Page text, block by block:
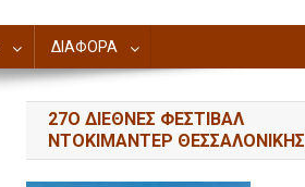
ΔΙΑΦΟΡΑ
27Ο ΔΙΕΘΝΕΣ ΦΕΣΤΙΒΑΛ
ΝΤΟΚΙΜΑΝΤΕΡ ΘΕΣΣΑΛΟΝΙΚΗΣ